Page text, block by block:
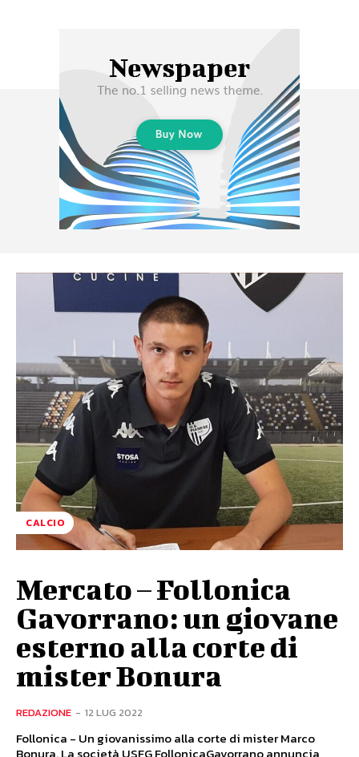
CALCIO
Mercato – Follonica
Gavorrano: un giovane
esterno alla corte di
mister Bonura
REDAZIONE - 12 LUG 2022
Follonica - Un giovanissimo alla corte di mister Marco